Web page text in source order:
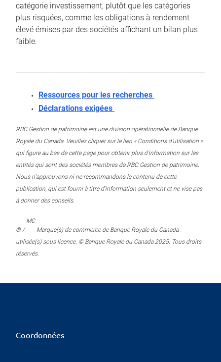
catégorie investissement, plutôt que les catégories
plus risquées, comme les obligations à rendement
élevé émises par des sociétés affichant un bilan plus
faible.
Ressources pour les recherches
Déclarations exigées
RBC Gestion de patrimoine est une division opérationnelle de Banque
Royale du Canada. Veuillez cliquer sur le lien « Conditions d’utilisation »
qui figure au bas de cette page pour obtenir plus d’information sur les
entités qui sont des sociétés membres de RBC Gestion de patrimoine.
Nous n’approuvons ni ne recommandons le contenu de cette
publication, qui est fourni à titre d’information seulement et ne vise pas
à donner des conseils.
® /
MC
Marque(s) de commerce de Banque Royale du Canada
utilisée(s) sous licence. © Banque Royale du Canada 2025. Tous droits
réservés.
Coordonnées